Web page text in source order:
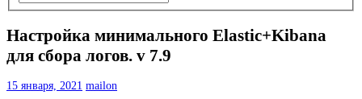
Настройка минимального Elastic+Kibana
для сбора логов. v 7.9
15 января, 2021 mailon